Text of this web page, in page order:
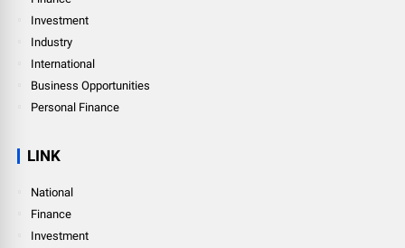
Investment
Industry
International
Business Opportunities
Personal Finance
LINK
National
Finance
Investment